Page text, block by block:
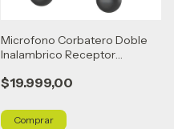
Microfono Corbatero Doble
Inalambrico Receptor
$19.999,00